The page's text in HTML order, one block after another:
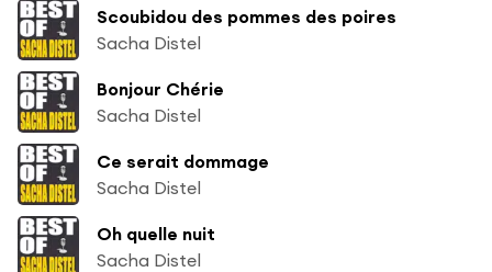
Scoubidou des pommes des poires
Sacha Distel
Bonjour Chérie
Sacha Distel
Ce serait dommage
Sacha Distel
Oh quelle nuit
Sacha Distel